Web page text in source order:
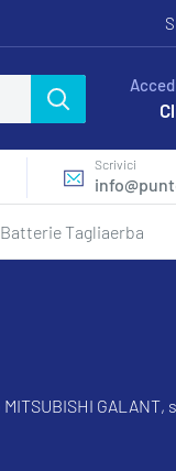
Scrivici
Batterie Tagliaerba